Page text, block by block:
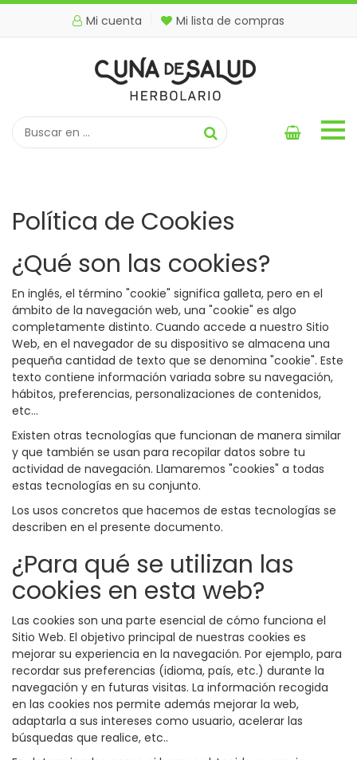
Mi cuenta Mi lista de compras
Política de Cookies
¿Qué son las cookies?
En inglés, el término "cookie" significa galleta, pero en el
ámbito de la navegación web, una "cookie" es algo
completamente distinto. Cuando accede a nuestro Sitio
Web, en el navegador de su dispositivo se almacena una
pequeña cantidad de texto que se denomina "cookie". Este
texto contiene información variada sobre su navegación,
hábitos, preferencias, personalizaciones de contenidos,
etc...
Existen otras tecnologías que funcionan de manera similar
y que también se usan para recopilar datos sobre tu
actividad de navegación. Llamaremos "cookies" a todas
estas tecnologías en su conjunto.
Los usos concretos que hacemos de estas tecnologías se
describen en el presente documento.
¿Para qué se utilizan las
cookies en esta web?
Las cookies son una parte esencial de cómo funciona el
Sitio Web. El objetivo principal de nuestras cookies es
mejorar su experiencia en la navegación. Por ejemplo, para
recordar sus preferencias (idioma, país, etc.) durante la
navegación y en futuras visitas. La información recogida
en las cookies nos permite además mejorar la web,
adaptarla a sus intereses como usuario, acelerar las
búsquedas que realice, etc..